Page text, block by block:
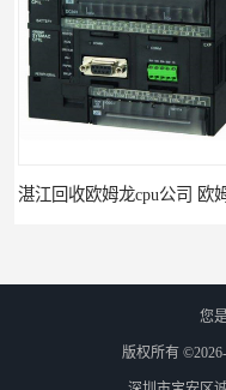
湛江回收欧姆龙cpu公司 欧姆龙cpu回收 为您提供优质便捷的服务 回收欧姆龙模块
您
版权所有